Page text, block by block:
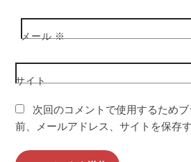
メール※
サイト
次回のコメントで使用するため
前、メールアドレス、サイトを保存す